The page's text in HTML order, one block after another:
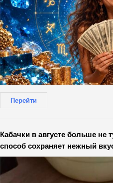
Перейти
Кабачки в августе больше не
способ сохраняет нежный